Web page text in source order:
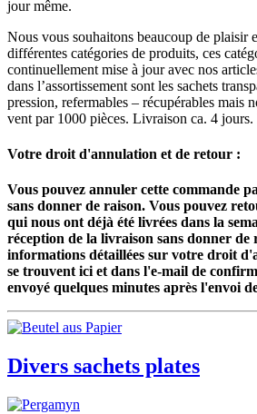
jour même.
Nous vous souhaitons beaucoup de plaisir
différentes catégories de produits, ces
continuellement mise à jour avec nos
dans l’assortissement sont les sachets
pression, refermables – récupérables mais
vent par 1000 pièces. Livraison ca. 4 jours.
Votre droit d'annulation et de retour :
Vous pouvez annuler cette commande
sans donner de raison. Vous pouvez
qui nous ont déjà été livrées dans la
réception de la livraison sans donner de
informations détaillées sur votre droit
se trouvent ici et dans l'e-mail de
envoyé quelques minutes après l'envoi
Divers sachets plates